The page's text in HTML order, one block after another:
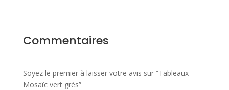
Commentaires
Soyez le premier à laisser votre avis sur “Tableaux
Mosaïc vert grès”